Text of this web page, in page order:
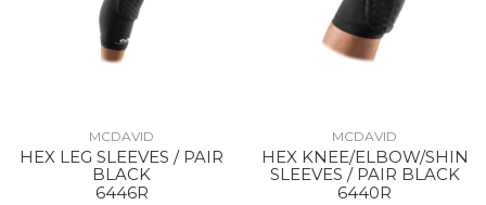
MCDAVID
HEX LEG SLEEVES / PAIR
BLACK
6446R
MCDAVID
HEX KNEE/ELBOW/SHIN
SLEEVES / PAIR BLACK
6440R